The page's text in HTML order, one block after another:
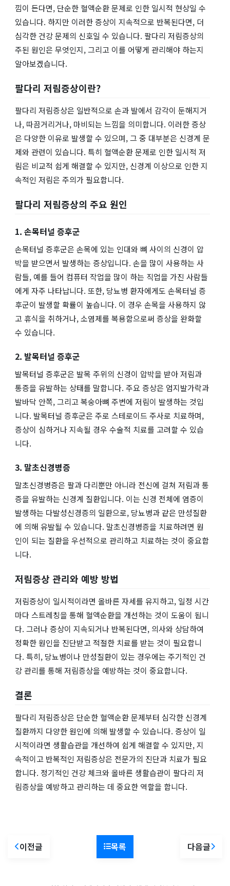
낌이 든다면, 단순한 혈액순환 문제로 인한 일시적 현상일 수
있습니다. 하지만 이러한 증상이 지속적으로 반복된다면, 더
심각한 건강 문제의 신호일 수 있습니다. 팔다리 저림증상의
주된 원인은 무엇인지, 그리고 이를 어떻게 관리해야 하는지
알아보겠습니다.
팔다리 저림증상이란?
팔다리 저림증상은 일반적으로 손과 발에서 감각이 둔해지거
나, 따끔거리거나, 마비되는 느낌을 의미합니다. 이러한 증상
은 다양한 이유로 발생할 수 있으며, 그 중 대부분은 신경계 문
제와 관련이 있습니다. 특히 혈액순환 문제로 인한 일시적 저
림은 비교적 쉽게 해결할 수 있지만, 신경계 이상으로 인한 지
속적인 저림은 주의가 필요합니다.
팔다리 저림증상의 주요 원인
1. 손목터널 증후군
손목터널 증후군은 손목에 있는 인대와 뼈 사이의 신경이 압
박을 받으면서 발생하는 증상입니다. 손을 많이 사용하는 사
람들, 예를 들어 컴퓨터 작업을 많이 하는 직업을 가진 사람들
에게 자주 나타납니다. 또한, 당뇨병 환자에게도 손목터널 증
후군이 발생할 확률이 높습니다. 이 경우 손목을 사용하지 않
고 휴식을 취하거나, 소염제를 복용함으로써 증상을 완화할
수 있습니다.
2. 발목터널 증후군
발목터널 증후군은 발목 주위의 신경이 압박을 받아 저림과
통증을 유발하는 상태를 말합니다. 주요 증상은 엄지발가락과
발바닥 안쪽, 그리고 복숭아뼈 주변에 저림이 발생하는 것입
니다. 발목터널 증후군은 주로 스테로이드 주사로 치료하며,
증상이 심하거나 지속될 경우 수술적 치료를 고려할 수 있습
니다.
3. 말초신경병증
말초신경병증은 팔과 다리뿐만 아니라 전신에 걸쳐 저림과 통
증을 유발하는 신경계 질환입니다. 이는 신경 전체에 염증이
발생하는 다발성신경증의 일환으로, 당뇨병과 같은 만성질환
에 의해 유발될 수 있습니다. 말초신경병증을 치료하려면 원
인이 되는 질환을 우선적으로 관리하고 치료하는 것이 중요합
니다.
저림증상 관리와 예방 방법
저림증상이 일시적이라면 올바른 자세를 유지하고, 일정 시간
마다 스트레칭을 통해 혈액순환을 개선하는 것이 도움이 됩니
다. 그러나 증상이 지속되거나 반복된다면, 의사와 상담하여
정확한 원인을 진단받고 적절한 치료를 받는 것이 필요합니
다. 특히, 당뇨병이나 만성질환이 있는 경우에는 주기적인 건
강 관리를 통해 저림증상을 예방하는 것이 중요합니다.
결론
팔다리 저림증상은 단순한 혈액순환 문제부터 심각한 신경계
질환까지 다양한 원인에 의해 발생할 수 있습니다. 증상이 일
시적이라면 생활습관을 개선하여 쉽게 해결할 수 있지만, 지
속적이고 반복적인 저림증상은 전문가의 진단과 치료가 필요
합니다. 정기적인 건강 체크와 올바른 생활습관이 팔다리 저
림증상을 예방하고 관리하는 데 중요한 역할을 합니다.
이전글 목록 다음글